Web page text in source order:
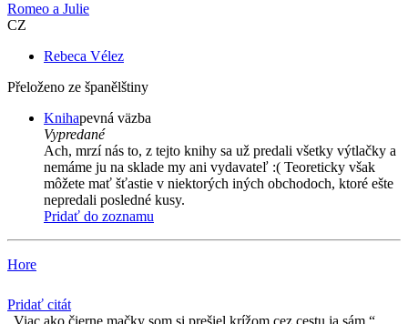
Romeo a Julie
CZ
Rebeca Vélez
Přeloženo ze španělštiny
Knihapevná väzba
Vypredané
Ach, mrzí nás to, z tejto knihy sa už predali všetky výtlačky a
nemáme ju na sklade my ani vydavateľ :( Teoreticky však
môžete mať šťastie v niektorých iných obchodoch, ktoré ešte
nepredali posledné kusy.
Pridať do zoznamu
Hore
Pridať citát